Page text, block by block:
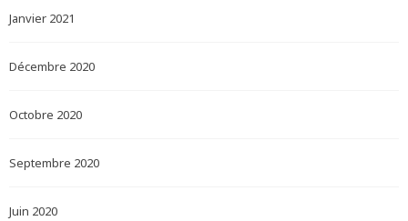
Janvier 2021
Décembre 2020
Octobre 2020
Septembre 2020
Juin 2020